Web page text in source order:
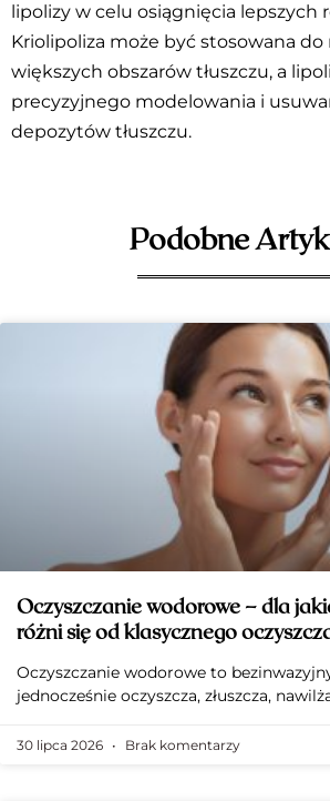
lipolizy w celu osiągnięcia lepszych
Kriolipoliza może być stosowana
większych obszarów tłuszczu, a
precyzyjnego modelowania i
depozytów tłuszczu.
Podobne
Oczyszczanie wodorowe – dla
różni się od klasycznego
Oczyszczanie wodorowe to
jednocześnie oczyszcza, złuszcza,
30 lipca 2026 Brak komentarzy